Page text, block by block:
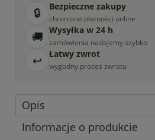
🔒 Bezpieczne zakupy
chronione płatności online
🚚 Wysyłka w 24 h
zamówienia nadajemy szybko
↩ Łatwy zwrot
wygodny proces zwrotu
Opis
Informacje o produkcie